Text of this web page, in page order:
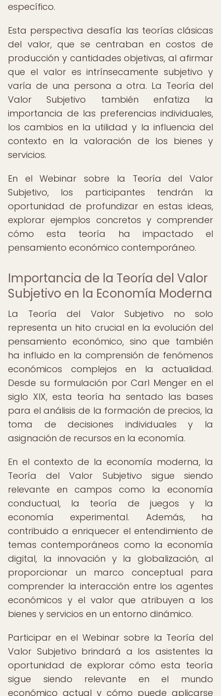
específico.
Esta perspectiva desafía las teorías clásicas
del valor, que se centraban en costos de
producción y cantidades objetivas, al afirmar
que el valor es intrínsecamente subjetivo y
varía de una persona a otra. La Teoría del
Valor Subjetivo también enfatiza la
importancia de las preferencias individuales,
los cambios en la utilidad y la influencia del
contexto en la valoración de los bienes y
servicios.
En el Webinar sobre la Teoría del Valor
Subjetivo, los participantes tendrán la
oportunidad de profundizar en estas ideas,
explorar ejemplos concretos y comprender
cómo esta teoría ha impactado el
pensamiento económico contemporáneo.
Importancia de la Teoría del Valor
Subjetivo en la Economía Moderna
La Teoría del Valor Subjetivo no solo
representa un hito crucial en la evolución del
pensamiento económico, sino que también
ha influido en la comprensión de fenómenos
económicos complejos en la actualidad.
Desde su formulación por Carl Menger en el
siglo XIX, esta teoría ha sentado las bases
para el análisis de la formación de precios, la
toma de decisiones individuales y la
asignación de recursos en la economía.
En el contexto de la economía moderna, la
Teoría del Valor Subjetivo sigue siendo
relevante en campos como la economía
conductual, la teoría de juegos y la
economía experimental. Además, ha
contribuido a enriquecer el entendimiento de
temas contemporáneos como la economía
digital, la innovación y la globalización, al
proporcionar un marco conceptual para
comprender la interacción entre los agentes
económicos y el valor que atribuyen a los
bienes y servicios en un entorno dinámico.
Participar en el Webinar sobre la Teoría del
Valor Subjetivo brindará a los asistentes la
oportunidad de explorar cómo esta teoría
sigue siendo relevante en el mundo
económico actual y cómo puede aplicarse